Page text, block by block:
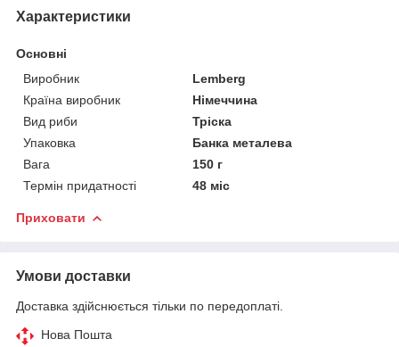
Характеристики
Основні
Виробник
Lemberg
Країна виробник
Німеччина
Вид риби
Тріска
Упаковка
Банка металева
Вага
150 г
Термін придатності
48 міс
Приховати
Умови доставки
Доставка здійснюється тільки по передоплаті.
Нова Пошта